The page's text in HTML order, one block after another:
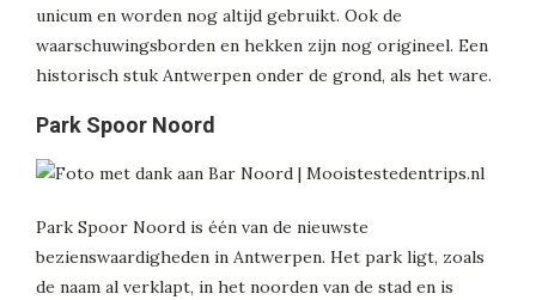
unicum en worden nog altijd gebruikt. Ook de
waarschuwingsborden en hekken zijn nog origineel. Een
historisch stuk Antwerpen onder de grond, als het ware.
Park Spoor Noord
Park Spoor Noord is één van de nieuwste
bezienswaardigheden in Antwerpen. Het park ligt, zoals
de naam al verklapt, in het noorden van de stad en is